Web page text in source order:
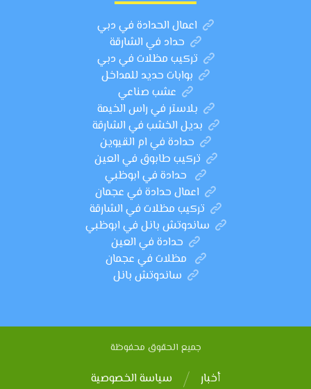
اعمال الحدادة في دبي
حداد في الشارقة
تركيب مظلات في دبي
بوابات حديد للمداخل
عشب صناعي
بلاستر في راس الخيمة
بديل الخشب في الشارقة
حدادة في ام القيوين
تركيب طابوق في العين
حدادة في ابوظبي
اعمال حدادة في عجمان
تركيب مظلات في الشارقة
ساندوتش بانل في ابوظبي
حدادة في العين
مظلات في عجمان
ساندوتش بانل
جميع الحقوق محفوظة
سياسة الخصوصية أخبار